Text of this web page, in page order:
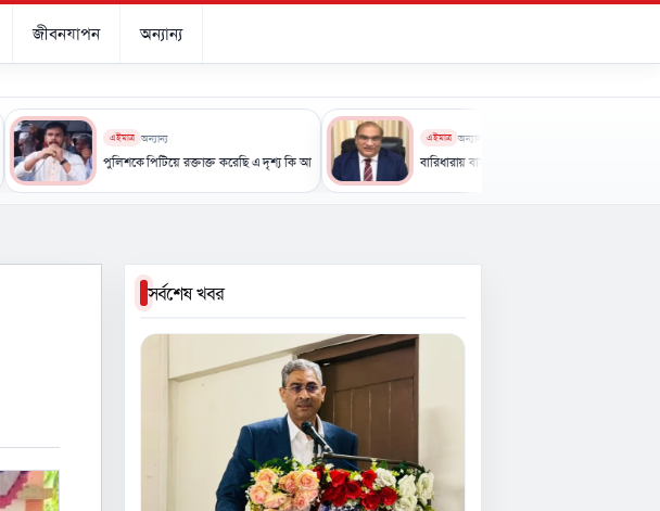
জীবনযাপন অন্যান্য
এইমাত্র অন্যান্য
পুলিশকে পিটিয়ে রক্তাক্ত করেছি এ দৃশ্য কি আপনারা দেখেননি: এনসিপি নেতা
এইমাত্র অন্যান্য
বারিধারায় বাসায় আগুন, আইসিইউতে পাকিস্তানি হাইকমিশনার
সর্বশেষ খবর